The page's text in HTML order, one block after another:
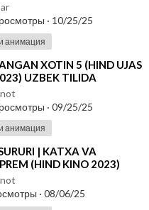
· 10/25/25
анимация
XOTIN 5 (HIND UJAS
UZBEK TILIDA
· 09/25/25
анимация
| KATXA VA
(HIND KINO 2023)
· 08/06/25